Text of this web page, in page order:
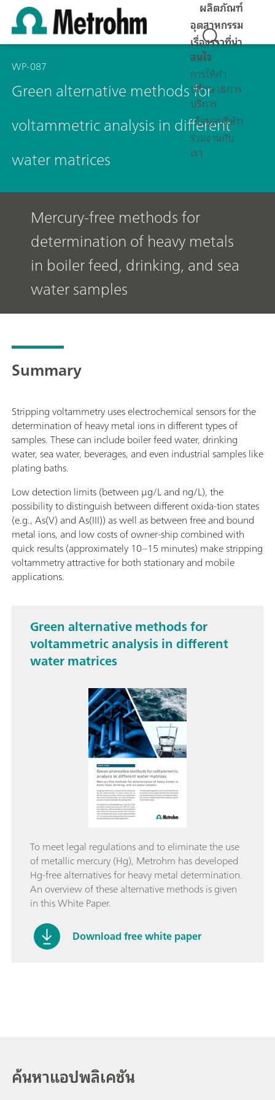
ผลิตภัณฑ์
อุตสาหกรรม
เรื่องราวที่น่า
สนใจ
การให้คำ
ปรึกษา&การ
บริการ
ข้อมูลบริษัท
ร่วมงานกับ
เรา
WP-087
Green alternative methods for
voltammetric analysis in different
water matrices
Mercury-free methods for
determination of heavy metals
in boiler feed, drinking, and sea
water samples
Summary
Stripping voltammetry uses electrochemical sensors for the
determination of heavy metal ions in different types of
samples. These can include boiler feed water, drinking
water, sea water, beverages, and even industrial samples like
plating baths.
Low detection limits (between μg/L and ng/L), the
possibility to distinguish between different oxida-tion states
(e.g., As(V) and As(III)) as well as between free and bound
metal ions, and low costs of owner-ship combined with
quick results (approximately 10–15 minutes) make stripping
voltammetry attractive for both stationary and mobile
applications.
Green alternative methods for
voltammetric analysis in different
water matrices
To meet legal regulations and to eliminate the use
of metallic mercury (Hg), Metrohm has developed
Hg-free alternatives for heavy metal determination.
An overview of these alternative methods is given
in this White Paper.
Download free white paper
ค้นหาแอปพลิเคชัน